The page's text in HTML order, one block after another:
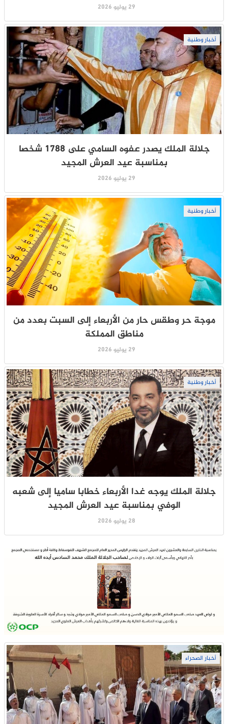
29 يوليو 2026
أخبار وطنية
جلالة الملك يصدر عفوه السامي على 1788 شخصا
بمناسبة عيد العرش المجيد
29 يوليو 2026
أخبار وطنية
موجة حر وطقس حار من الأربعاء إلى السبت بعدد من
مناطق المملكة
29 يوليو 2026
أخبار وطنية
جلالة الملك يوجه غدا الأربعاء خطابا ساميا إلى شعبه
الوفي بمناسبة عيد العرش المجيد
28 يوليو 2026
أخبار الصحراء